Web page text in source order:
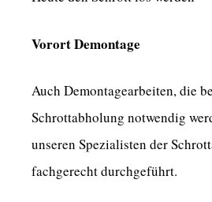
Vorort Demontage
Auch Demontagearbeiten, die
Schrottabholung notwendig
unseren Spezialisten der
fachgerecht durchgeführt.